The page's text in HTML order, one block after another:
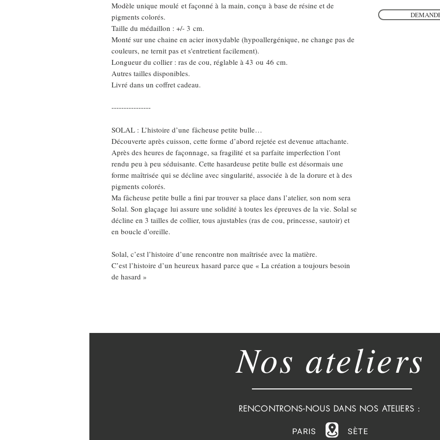
Modèle unique moulé et façonné à la main, conçu à base de résine et de
pigments colorés.
Taille du médaillon : +/- 3 cm.
Monté sur une chaine en acier inoxydable (hypoallergénique, ne change pas de
couleurs, ne ternit pas et s'entretient facilement).
Longueur du collier : ras de cou, réglable à 43 ou 46 cm.
Autres tailles disponibles.
Livré dans un coffret cadeau.
----------------
SOLAL : L’histoire d’une fâcheuse petite bulle…
Découverte après cuisson, cette forme d’abord rejetée est devenue attachante.
Après des heures de façonnage, sa fragilité et sa parfaite imperfection l’ont
rendu peu à peu séduisante. Cette hasardeuse petite bulle est désormais une
forme maîtrisée qui se décline avec singularité, associée à de la dorure et à des
pigments colorés.
Ma fâcheuse petite bulle a fini par trouver sa place dans l’atelier, son nom sera
Solal. Son glaçage lui assure une solidité à toutes les épreuves de la vie. Solal se
décline en 3 tailles de collier, tous ajustables (ras de cou, princesse, sautoir) et
en boucle d’oreille.
Solal, c’est l’histoire d’une rencontre non maîtrisée avec la matière.
C’est l’histoire d’un heureux hasard parce que « La création a toujours besoin
de hasard »
RENCONTRONS-NOUS DANS NOS ATELIERS :
PARIS SÈTE
Nos ateliers